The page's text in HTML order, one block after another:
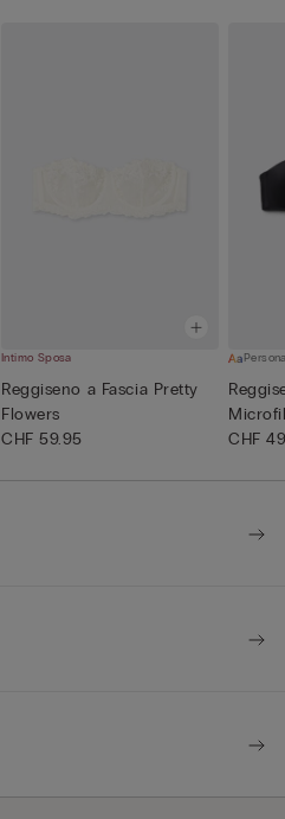
Intimo Sposa
Reggiseno a Fascia Pretty
Flowers
CHF 59.95
CHF